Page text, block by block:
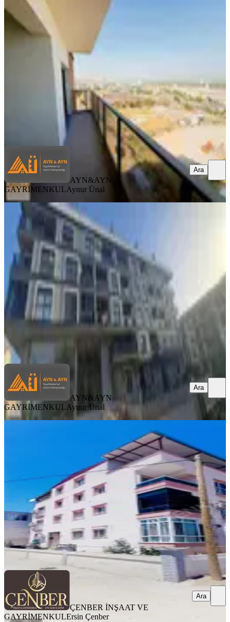
Menemen Asarlık 3+1 Satılık Daire
Menemen, Zeytinlik Mahallesi
3+1
91 m²
6.380.000 ₺
AYN&AYN GAYRİMENKULAynur Ünal
AYN&AYN
GAYRİMENKULAynur Ünal
Ara
YENİ
Menemen Koyunderede Çift
Balkon+çift Banyolu 2+1 Satılık Daire
Menemen, Kemal Atatürk Mahallesi
2+1 ·100 m² ·1. Kat· 06.08.2026
5.550.000 ₺
AYN&AYN GAYRİMENKULAynur Ünal
Ara
AYN&AYN
GAYRİMENKULAynur Ünal
Ara
Türkellide Satılık 2+1 Daire Teraslı
Menemen, Fatih Mahallesi
2+1·100 m²·2. Kat ·06.08.2026
3.900.000 ₺
ÇENBER İNŞAAT VE GAYRİMENKULErsin Çenber
ÇENBER İNŞAAT VE
GAYRİMENKULErsin Çenber
Ara